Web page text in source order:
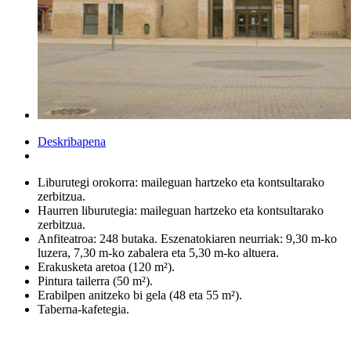
Deskribapena
Liburutegi orokorra: maileguan hartzeko eta kontsultarako
zerbitzua.
Haurren liburutegia: maileguan hartzeko eta kontsultarako
zerbitzua.
Anfiteatroa: 248 butaka. Eszenatokiaren neurriak: 9,30 m-ko
luzera, 7,30 m-ko zabalera eta 5,30 m-ko altuera.
Erakusketa aretoa (120 m²).
Pintura tailerra (50 m²).
Erabilpen anitzeko bi gela (48 eta 55 m²).
Taberna-kafetegia.